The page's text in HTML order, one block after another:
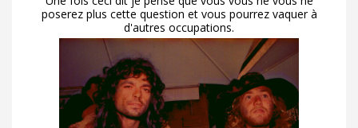
poserez plus cette question et vous pourrez vaquer à
d'autres occupations.